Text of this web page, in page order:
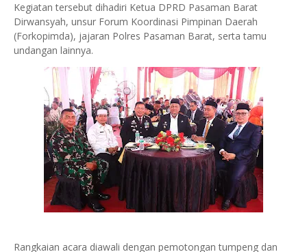
Kegiatan tersebut dihadiri Ketua DPRD Pasaman Barat
Dirwansyah, unsur Forum Koordinasi Pimpinan Daerah
(Forkopimda), jajaran Polres Pasaman Barat, serta tamu
undangan lainnya.
Rangkaian acara diawali dengan pemotongan tumpeng dan